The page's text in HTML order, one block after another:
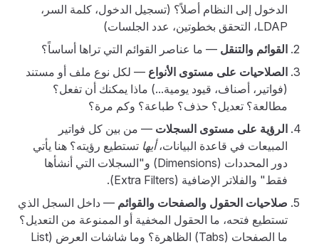
الدخول إلى النظام أصلاً؟ (تسجيل الدخول، كلمة السر،
LDAP، التحقق بخطوتين، عدد الجلسات)
القوائم والتنقل — ما عناصر القوائم التي تراها أساساً؟
الصلاحيات على مستوى الأنواع — لكل نوع ملف أو مستند
(فواتير، أصناف، قيود يومية...) ماذا يمكنك أن تفعل؟
مطالعة؟ تعديل؟ حذف؟ طباعة؟ وكم مرة؟
الرؤية على مستوى السجلات — من بين كل فواتير
المبيعات في قاعدة البيانات،أيها تستطيع رؤيته؟ هنا يأتي
دور المحددات (Dimensions) و"السجلات التي أنشأها
فقط" والفلاتر الإضافية (Extra Filters).
صلاحيات الحقول والصفحات والقوائم — داخل السجل الذي
تستطيع فتحه، ما الحقول المخفية أو الممنوعة من التعديل؟
ما الصفحات (Tabs) الظاهرة؟ وما شاشات العرض (List